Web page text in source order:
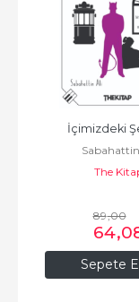
Sepete
İçimizdeki
The
89,00
64